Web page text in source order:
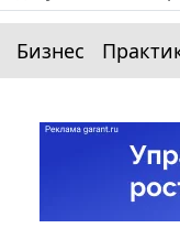
Бизнес